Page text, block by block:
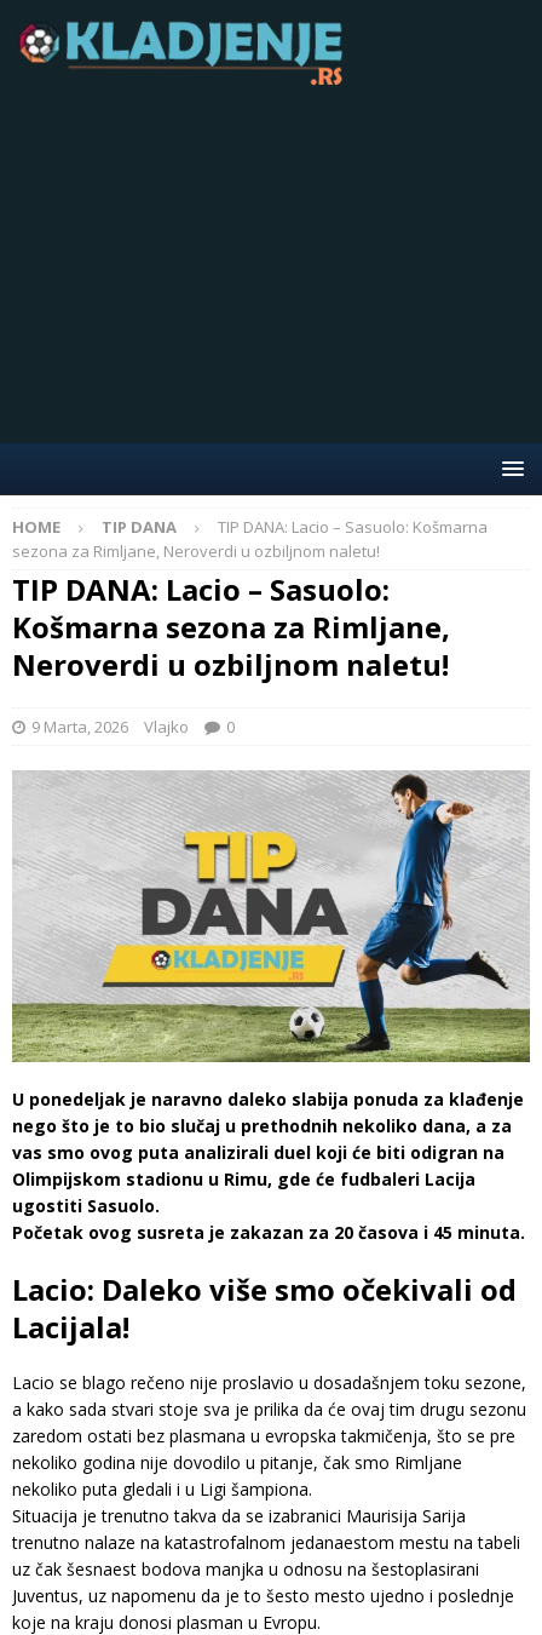
HOME TIP DANA
TIP DANA: Lacio – Sasuolo: Košmarna
sezona za Rimljane, Neroverdi u ozbiljnom naletu!
TIP DANA: Lacio – Sasuolo:
Košmarna sezona za Rimljane,
Neroverdi u ozbiljnom naletu!
9 Marta, 2026 Vlajko 0
U ponedeljak je naravno daleko slabija ponuda za klađenje
nego što je to bio slučaj u prethodnih nekoliko dana, a za
vas smo ovog puta analizirali duel koji će biti odigran na
Olimpijskom stadionu u Rimu, gde će fudbaleri Lacija
ugostiti Sasuolo.
Početak ovog susreta je zakazan za 20 časova i 45 minuta.
Lacio: Daleko više smo očekivali od
Lacijala!
Lacio se blago rečeno nije proslavio u dosadašnjem toku sezone,
a kako sada stvari stoje sva je prilika da će ovaj tim drugu sezonu
zaredom ostati bez plasmana u evropska takmičenja, što se pre
nekoliko godina nije dovodilo u pitanje, čak smo Rimljane
nekoliko puta gledali i u Ligi šampiona.
Situacija je trenutno takva da se izabranici Maurisija Sarija
trenutno nalaze na katastrofalnom jedanaestom mestu na tabeli
uz čak šesnaest bodova manjka u odnosu na šestoplasirani
Juventus, uz napomenu da je to šesto mesto ujedno i poslednje
koje na kraju donosi plasman u Evropu.